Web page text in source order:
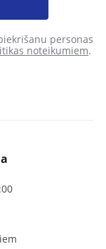
personas
noteikumiem.